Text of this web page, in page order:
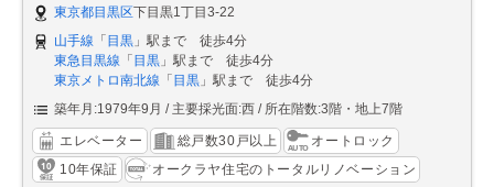
東京都目黒区下目黒1丁目3-22
山手線 「 目黒 」駅まで 徒歩4分
東急目黒線 「 目黒 」駅まで 徒歩4分
東京メトロ南北線 「 目黒 」駅まで 徒歩4分
築年月:1979年9月
主要採光面:西 所在階数:3階・地上7階
エレベーター 総戸数30戸以上
オートロック
10年保証
オークラヤ住宅のトータルリノベーション